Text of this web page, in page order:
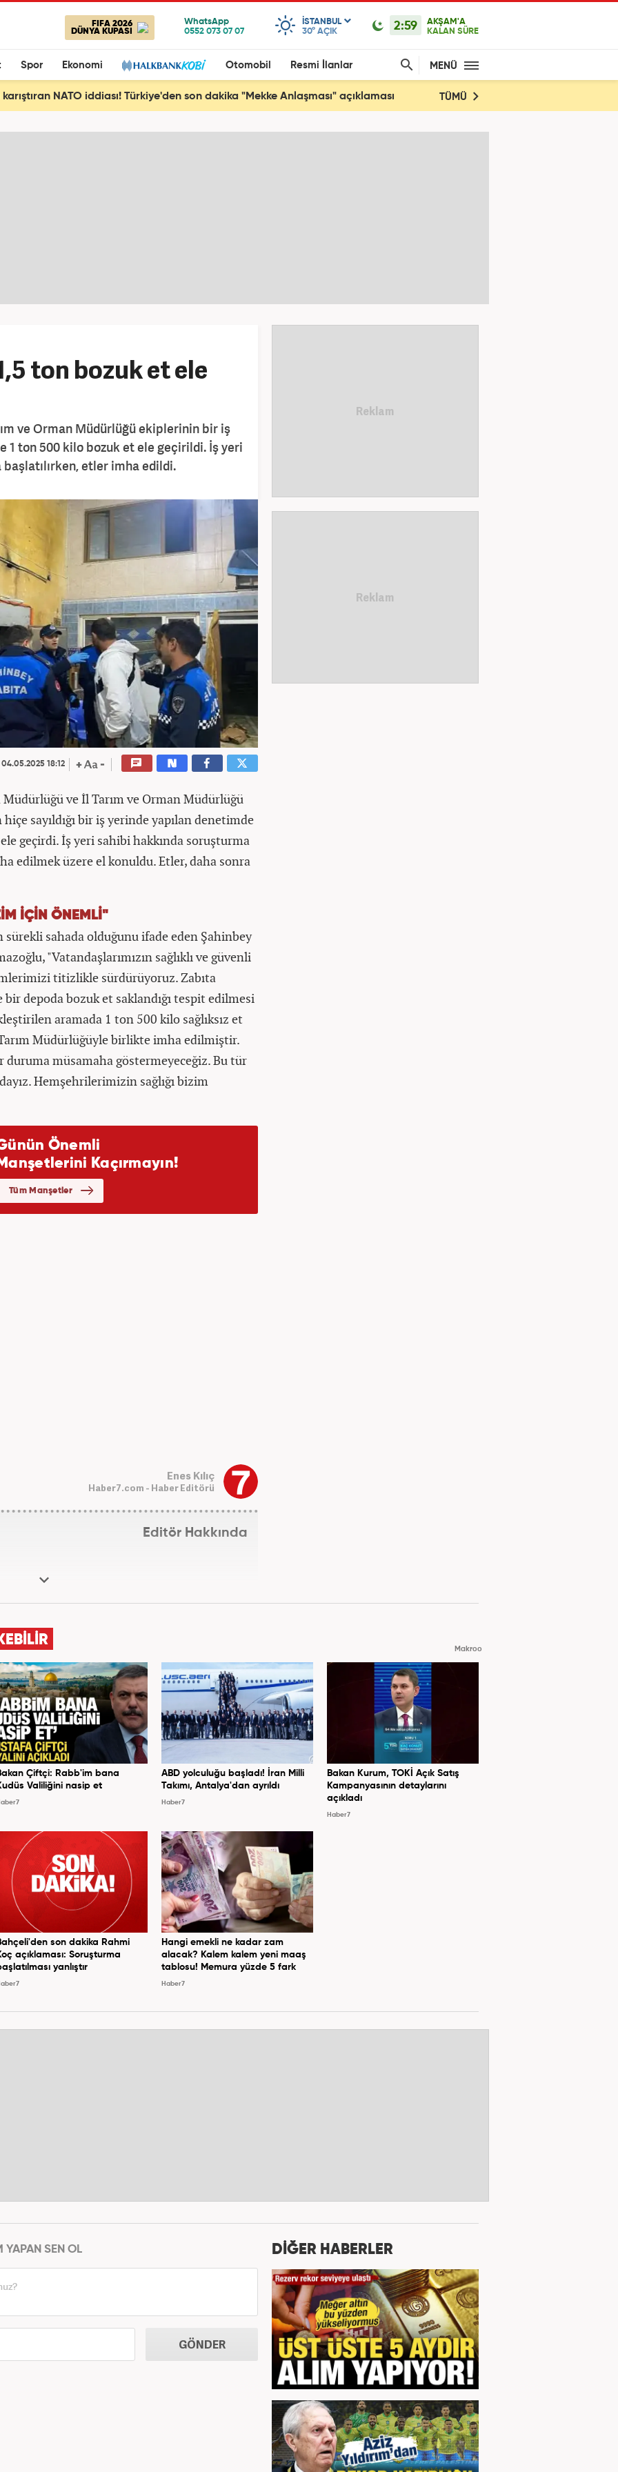
FIFA 2026
DÜNYA KUPASI
ISTANBUL
30° AÇIK 2:59
AKŞAM'A
KALAN SÜRE
Spor Ekonomi Otomobil Resmi İlanlar MENÜ
karıştıran NATO iddiası! Türkiye'den son dakika "Mekke Anlaşması" açıklaması TÜMÜ
ton bozuk et ele
ve Orman Müdürlüğü ekiplerinin bir iş
1 ton 500 kilo bozuk et ele geçirildi. İş yeri
etler imha edildi.
04.05.2025 18:12
ve İl Tarım ve Orman Müdürlüğü
sayıldığı bir iş yerinde yapılan denetimde
geçirdi. İş yeri sahibi hakkında soruşturma
edilmek üzere el konuldu. Etler, daha sonra
İÇİN ÖNEMLİ"
sürekli sahada olduğunu ifade eden Şahinbey
"Vatandaşlarımızın sağlıklı ve güvenli
titizlikle sürdürüyoruz. Zabıta
depoda bozuk et saklandığı tespit edilmesi
aramada 1 ton 500 kilo sağlıksız et
Müdürlüğüyle birlikte imha edilmiştir.
duruma müsamaha göstermeyeceğiz. Bu tür
Hemşehrilerimizin sağlığı bizim
Enes Kılıç
Haber7.com - Haber Editörü
Editör Hakkında
Makroo
Çiftçi: Rabb'im bana
Valiliğini nasip et
ABD yolculuğu başladı! İran Milli
Takımı, Antalya'dan ayrıldı
Haber7
Bakan Kurum, TOKİ Açık Satış
Kampanyasının detaylarını
açıkladı
Haber7
son dakika Rahmi
açıklaması: Soruşturma
yanlıştır
Hangi emekli ne kadar zam
alacak? Kalem kalem yeni maaş
tablosu! Memura yüzde 5 fark
Haber7
YAPAN SEN OL
GÖNDER
DİĞER HABERLER